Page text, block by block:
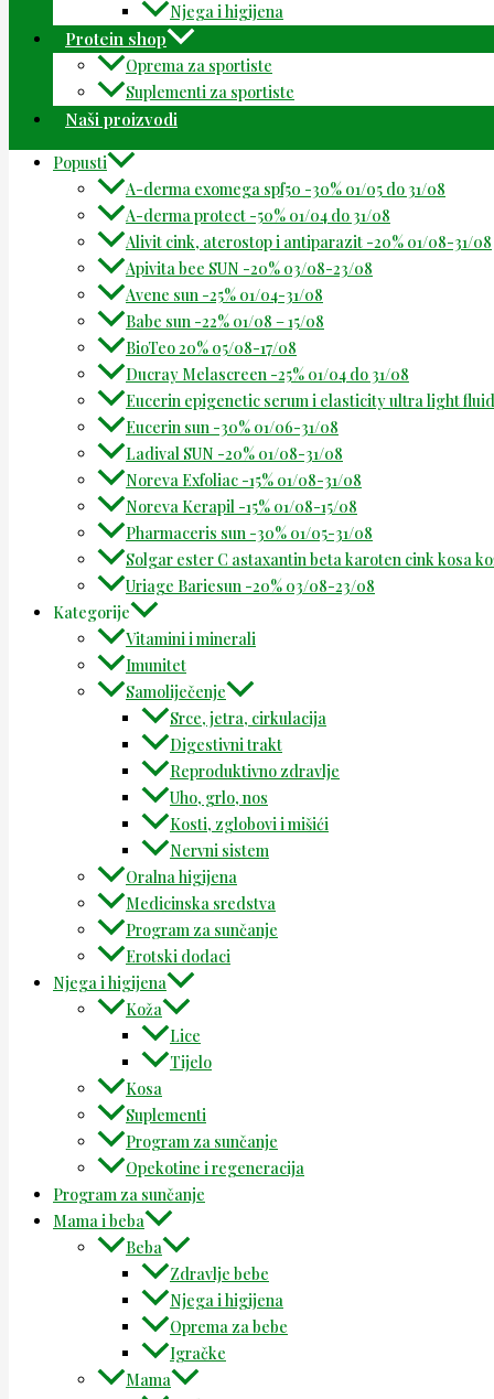
Njega i higijena
Protein shop
Oprema za sportiste
Suplementi za sportiste
Naši proizvodi
Popusti
A-derma exomega spf50 -30% 01/05 do 31/08
A-derma protect -50% 01/04 do 31/08
Alivit cink, aterostop i antiparazit -20% 01/08-31/08
Apivita bee SUN -20% 03/08-23/08
Avene sun -25% 01/04-31/08
Babe sun -22% 01/08 – 15/08
BioTeo 20% 05/08-17/08
Ducray Melascreen -25% 01/04 do 31/08
Eucerin epigenetic serum i elasticity ultra light
Eucerin sun -30% 01/06-31/08
Ladival SUN -20% 01/08-31/08
Noreva Exfoliac -15% 01/08-31/08
Noreva Kerapil -15% 01/08-15/08
Pharmaceris sun -30% 01/05-31/08
Solgar ester C astaxantin beta karoten cink kosa
Uriage Bariesun -20% 03/08-23/08
Kategorije
Vitamini i minerali
Imunitet
Samoliječenje
Srce, jetra, cirkulacija
Digestivni trakt
Reproduktivno zdravlje
Uho, grlo, nos
Kosti, zglobovi i mišići
Nervni sistem
Oralna higijena
Medicinska sredstva
Program za sunčanje
Erotski dodaci
Njega i higijena
Koža
Lice
Tijelo
Kosa
Suplementi
Program za sunčanje
Opekotine i regeneracija
Program za sunčanje
Mama i beba
Beba
Zdravlje bebe
Njega i higijena
Oprema za bebe
Igračke
Mama